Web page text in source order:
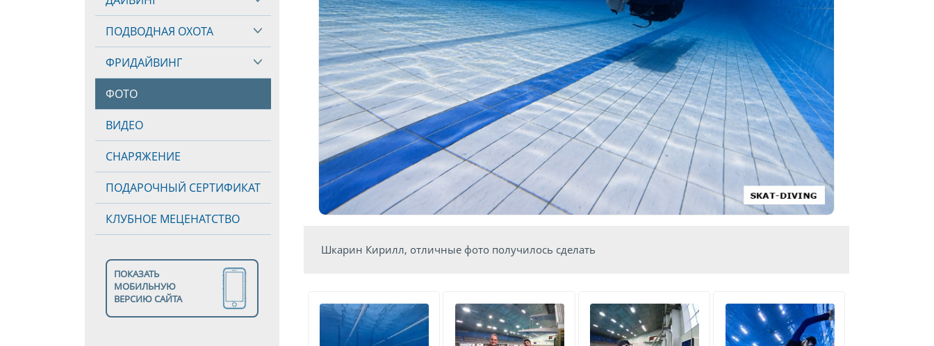
ПОДВОДНАЯ ОХОТА
ФРИДАЙВИНГ
ФОТО
ВИДЕО
СНАРЯЖЕНИЕ
ПОДАРОЧНЫЙ СЕРТИФИКАТ
КЛУБНОЕ МЕЦЕНАТСТВО
ПОКАЗАТЬ
МОБИЛЬНУЮ
ВЕРСИЮ САЙТА
Шкарин Кирилл, отличные фото получилось сделать